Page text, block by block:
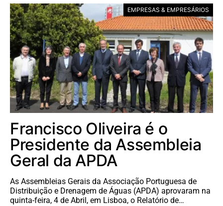
EMPRESAS & EMPRESÁRIOS
Francisco Oliveira é o
Presidente da Assembleia
Geral da APDA
As Assembleias Gerais da Associação Portuguesa de
Distribuição e Drenagem de Águas (APDA) aprovaram na
quinta-feira, 4 de Abril, em Lisboa, o Relatório de…